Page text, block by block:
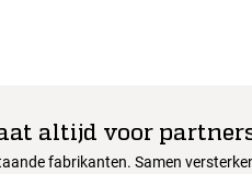
altijd voor
fabrikanten. Samen